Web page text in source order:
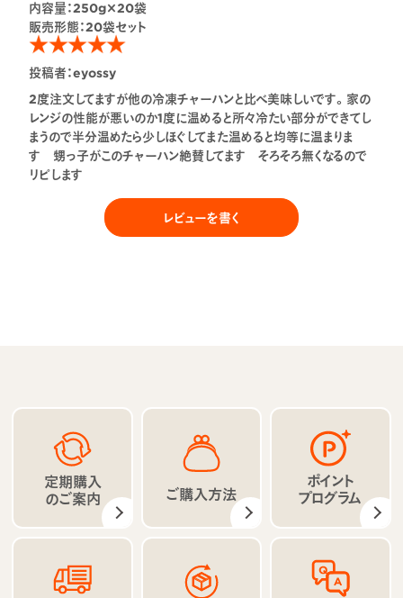
投稿者：eyossy
内容量：250g×20袋
販売形態：20袋セット
2度注文してますが他の冷凍チャーハンと比べ美味しいです。家の
レンジの性能が悪いのか1度に温めると所々冷たい部分ができてし
まうので半分温めたら少しほぐしてまた温めると均等に温まりま
す 甥っ子がこのチャーハン絶賛してます そろそろ無くなるので
リピします
レビューを書く
定期購入
のご案内 ご購入方法
ポイント
プログラム